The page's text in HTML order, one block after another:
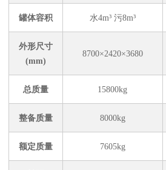
罐体容积 水4m³ 污8m³
外形尺寸
(mm)
8700×2420×3680
总质量 15800kg
整备质量 8000kg
额定质量 7605kg